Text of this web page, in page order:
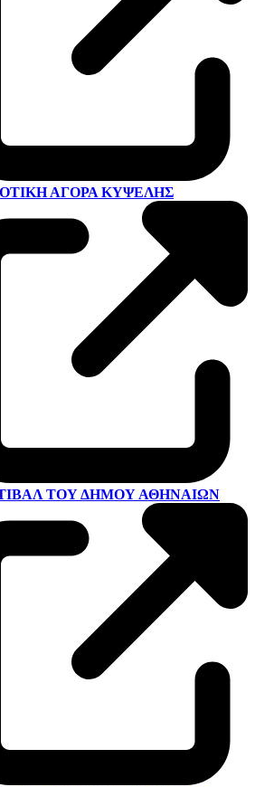
ΑΓΟΡΆ ΚΥΨΈΛΗΣ
ΤΟΥ ΔΉΜΟΥ ΑΘΗΝΑΊΩΝ